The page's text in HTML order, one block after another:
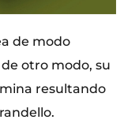
de modo
otro modo, su
resultando